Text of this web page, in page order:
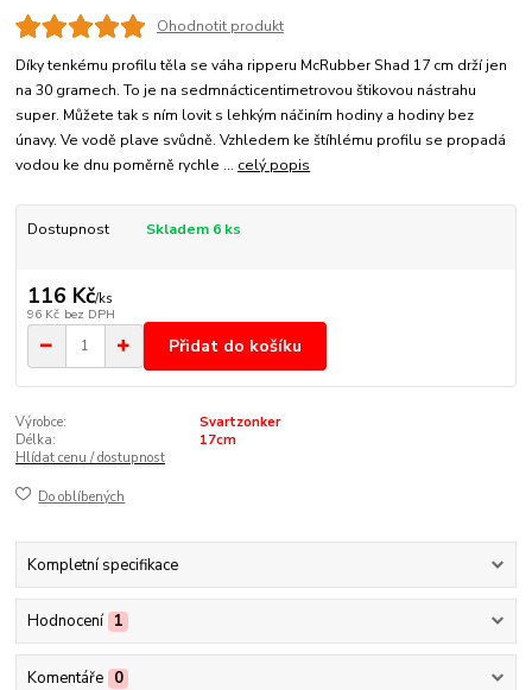
Ohodnotit produkt
Díky tenkému profilu těla se váha ripperu McRubber Shad 17 cm drží jen
na 30 gramech. To je na sedmnácticentimetrovou štikovou nástrahu
super. Můžete tak s ním lovit s lehkým náčiním hodiny a hodiny bez
únavy. Ve vodě plave svůdně. Vzhledem ke štíhlému profilu se propadá
vodou ke dnu poměrně rychle ... celý popis
Dostupnost Skladem 6 ks
116 Kč/ks
96 Kč bez DPH
Přidat do košíku
Výrobce:
Svartzonker
Délka:
17cm
Hlídat cenu / dostupnost
Do oblíbených
Kompletní specifikace
Hodnocení 1
Komentáře 0